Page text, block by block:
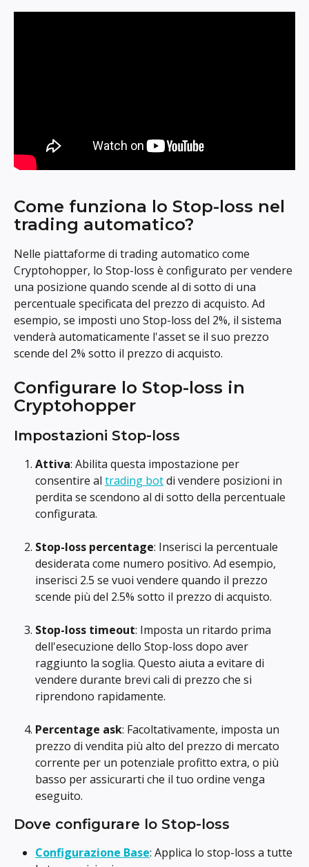
Come funziona lo Stop-loss nel
trading automatico?
Nelle piattaforme di trading automatico come
Cryptohopper, lo Stop-loss è configurato per vendere
una posizione quando scende al di sotto di una
percentuale specificata del prezzo di acquisto. Ad
esempio, se imposti uno Stop-loss del 2%, il sistema
venderà automaticamente l'asset se il suo prezzo
scende del 2% sotto il prezzo di acquisto.
Configurare lo Stop-loss in
Cryptohopper
Impostazioni Stop-loss
Attiva: Abilita questa impostazione per
consentire al trading bot di vendere posizioni in
perdita se scendono al di sotto della percentuale
configurata.
Stop-loss percentage: Inserisci la percentuale
desiderata come numero positivo. Ad esempio,
inserisci 2.5 se vuoi vendere quando il prezzo
scende più del 2.5% sotto il prezzo di acquisto.
Stop-loss timeout: Imposta un ritardo prima
dell'esecuzione dello Stop-loss dopo aver
raggiunto la soglia. Questo aiuta a evitare di
vendere durante brevi cali di prezzo che si
riprendono rapidamente.
Percentage ask: Facoltativamente, imposta un
prezzo di vendita più alto del prezzo di mercato
corrente per un potenziale profitto extra, o più
basso per assicurarti che il tuo ordine venga
eseguito.
Dove configurare lo Stop-loss
Configurazione Base: Applica lo stop-loss a tutte